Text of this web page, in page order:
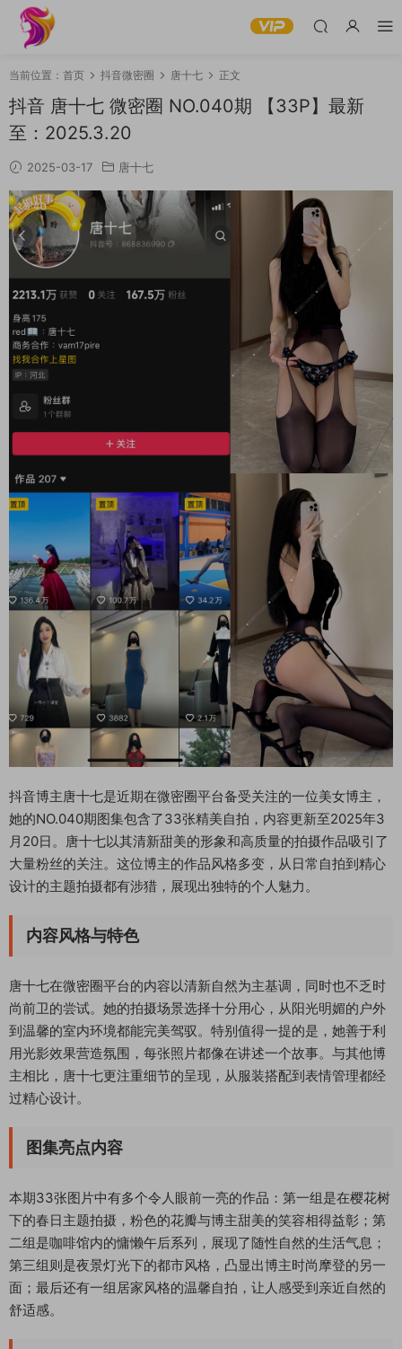
当前位置： 首页 抖音微密圈 唐十七 正文
抖音 唐十七 微密圈 NO.040期 【33P】最新
至：2025.3.20
2025-03-17 唐十七
抖音博主唐十七是近期在微密圈平台备受关注的一位美女博主，
她的NO.040期图集包含了33张精美自拍，内容更新至2025年3
月20日。唐十七以其清新甜美的形象和高质量的拍摄作品吸引了
大量粉丝的关注。这位博主的作品风格多变，从日常自拍到精心
设计的主题拍摄都有涉猎，展现出独特的个人魅力。
内容风格与特色
唐十七在微密圈平台的内容以清新自然为主基调，同时也不乏时
尚前卫的尝试。她的拍摄场景选择十分用心，从阳光明媚的户外
到温馨的室内环境都能完美驾驭。特别值得一提的是，她善于利
用光影效果营造氛围，每张照片都像在讲述一个故事。与其他博
主相比，唐十七更注重细节的呈现，从服装搭配到表情管理都经
过精心设计。
图集亮点内容
本期33张图片中有多个令人眼前一亮的作品：第一组是在樱花树
下的春日主题拍摄，粉色的花瓣与博主甜美的笑容相得益彰；第
二组是咖啡馆内的慵懒午后系列，展现了随性自然的生活气息；
第三组则是夜景灯光下的都市风格，凸显出博主时尚摩登的另一
面；最后还有一组居家风格的温馨自拍，让人感受到亲近自然的
舒适感。